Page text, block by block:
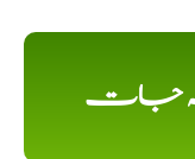
جات